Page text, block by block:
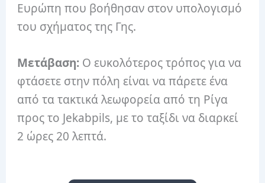
Ευρώπη που βοήθησαν στον υπολογισμό
του σχήματος της Γης.
Μετάβαση: Ο ευκολότερος τρόπος για να
φτάσετε στην πόλη είναι να πάρετε ένα
από τα τακτικά λεωφορεία από τη Ρίγα
προς το Jekabpils, με το ταξίδι να διαρκεί
2 ώρες 20 λεπτά.